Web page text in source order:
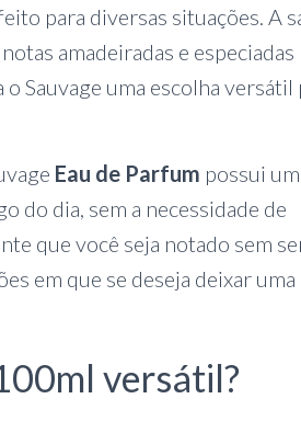
para diversas situações. A
amadeiradas e especiadas
Sauvage uma escolha versátil
Eau de Parfum possui
do dia, sem a necessidade de
que você seja notado sem
em que se deseja deixar uma
versátil?